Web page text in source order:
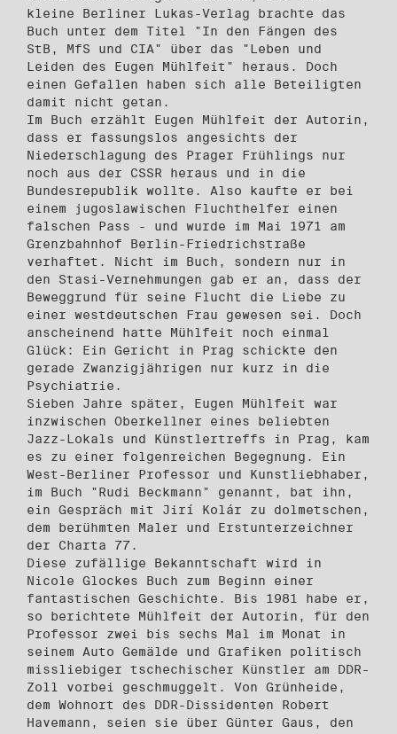
kleine Berliner Lukas-Verlag brachte das
Buch unter dem Titel "In den Fängen des
StB, MfS und CIA" über das "Leben und
Leiden des Eugen Mühlfeit" heraus. Doch
einen Gefallen haben sich alle Beteiligten
damit nicht getan.
Im Buch erzählt Eugen Mühlfeit der Autorin,
dass er fassungslos angesichts der
Niederschlagung des Prager Frühlings nur
noch aus der CSSR heraus und in die
Bundesrepublik wollte. Also kaufte er bei
einem jugoslawischen Fluchthelfer einen
falschen Pass - und wurde im Mai 1971 am
Grenzbahnhof Berlin-Friedrichstraße
verhaftet. Nicht im Buch, sondern nur in
den Stasi-Vernehmungen gab er an, dass der
Beweggrund für seine Flucht die Liebe zu
einer westdeutschen Frau gewesen sei. Doch
anscheinend hatte Mühlfeit noch einmal
Glück: Ein Gericht in Prag schickte den
gerade Zwanzigjährigen nur kurz in die
Psychiatrie.
Sieben Jahre später, Eugen Mühlfeit war
inzwischen Oberkellner eines beliebten
Jazz-Lokals und Künstlertreffs in Prag, kam
es zu einer folgenreichen Begegnung. Ein
West-Berliner Professor und Kunstliebhaber,
im Buch "Rudi Beckmann" genannt, bat ihn,
ein Gespräch mit Jirí Kolár zu dolmetschen,
dem berühmten Maler und Erstunterzeichner
der Charta 77.
Diese zufällige Bekanntschaft wird in
Nicole Glockes Buch zum Beginn einer
fantastischen Geschichte. Bis 1981 habe er,
so berichtete Mühlfeit der Autorin, für den
Professor zwei bis sechs Mal im Monat in
seinem Auto Gemälde und Grafiken politisch
missliebiger tschechischer Künstler am DDR-
Zoll vorbei geschmuggelt. Von Grünheide,
dem Wohnort des DDR-Dissidenten Robert
Havemann, seien sie über Günter Gaus, den